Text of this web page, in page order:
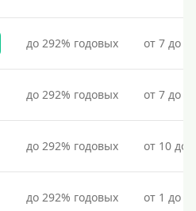
до 292% годовых от 7 до
до 292% годовых от 7 до
до 292% годовых от 10 до
до 292% годовых от 1 до